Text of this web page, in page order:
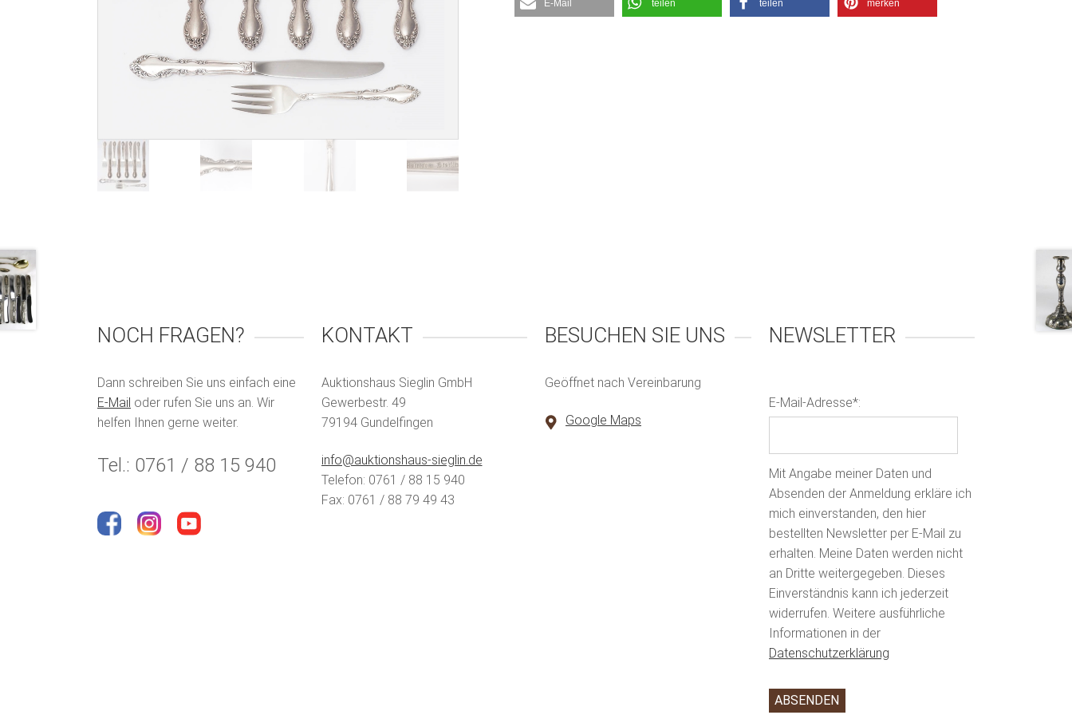
E-Mail teilen teilen merken
NOCH FRAGEN?
Dann schreiben Sie uns einfach eine
E-Mail oder rufen Sie uns an. Wir
helfen Ihnen gerne weiter.
Tel.: 0761 / 88 15 940
KONTAKT
Auktionshaus Sieglin GmbH
Gewerbestr. 49
79194 Gundelfingen
info@auktionshaus-sieglin.de
Telefon: 0761 / 88 15 940
Fax: 0761 / 88 79 49 43
BESUCHEN SIE UNS
Geöffnet nach Vereinbarung
Google Maps
NEWSLETTER
E-Mail-Adresse*:
Mit Angabe meiner Daten und
Absenden der Anmeldung erkläre ich
mich einverstanden, den hier
bestellten Newsletter per E-Mail zu
erhalten. Meine Daten werden nicht
an Dritte weitergegeben. Dieses
Einverständnis kann ich jederzeit
widerrufen. Weitere ausführliche
Informationen in der
Datenschutzerklärung